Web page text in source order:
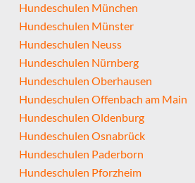
Hundeschulen München
Hundeschulen Münster
Hundeschulen Neuss
Hundeschulen Nürnberg
Hundeschulen Oberhausen
Hundeschulen Offenbach am Main
Hundeschulen Oldenburg
Hundeschulen Osnabrück
Hundeschulen Paderborn
Hundeschulen Pforzheim